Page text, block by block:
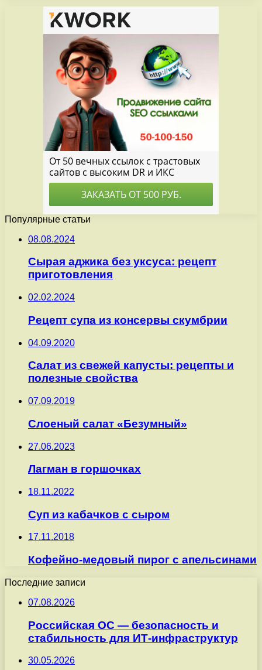
Популярные статьи
08.08.2024
Сырая аджика без уксуса: рецепт
приготовления
02.02.2024
Рецепт супа из консервы скумбрии
04.09.2020
Салат из свежей капусты: рецепты и
полезные свойства
07.09.2019
Слоеный салат «Безумный»
27.06.2023
Лагман в горшочках
18.11.2022
Суп из кабачков с сыром
17.11.2018
Кофейно-медовый пирог с апельсинами
Последние записи
07.08.2026
Российская ОС — безопасность и
стабильность для ИТ-инфраструктур
30.05.2026